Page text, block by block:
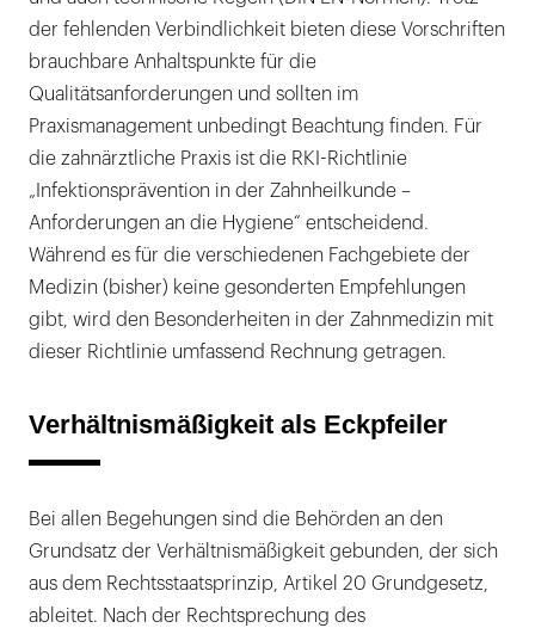
der fehlenden Verbindlichkeit bieten diese Vorschriften
brauchbare Anhaltspunkte für die
Qualitätsanforderungen und sollten im
Praxismanagement unbedingt Beachtung finden. Für
die zahnärztliche Praxis ist die RKI-Richtlinie
„Infektionsprävention in der Zahnheilkunde –
Anforderungen an die Hygiene“ entscheidend.
Während es für die verschiedenen Fachgebiete der
Medizin (bisher) keine gesonderten Empfehlungen
gibt, wird den Besonderheiten in der Zahnmedizin mit
dieser Richtlinie umfassend Rechnung getragen.
Verhältnismäßigkeit als Eckpfeiler
Bei allen Begehungen sind die Behörden an den
Grundsatz der Verhältnismäßigkeit gebunden, der sich
aus dem Rechtsstaatsprinzip, Artikel 20 Grundgesetz,
ableitet. Nach der Rechtsprechung des